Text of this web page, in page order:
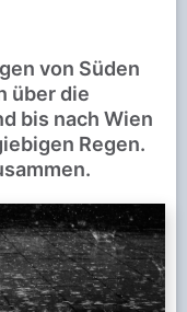
von Süden
über die
bis nach Wien
Regen.